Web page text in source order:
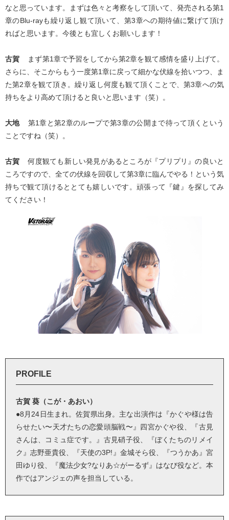
なと思っています。まずは色々と考察をして頂いて、発売される第1
章のBlu-rayも繰り返し観て頂いて、第3章への期待値に繋げて頂け
ればと思います。今後とも宜しくお願いします！
古賀
まず第1章で予習をしてから第2章を観て感情を盛り上げて。
さらに、そこからもう一度第1章に戻って細かな伏線を拾いつつ、ま
た第2章を観て頂き。繰り返し何度も観て頂くことで、第3章への気
持ちをより高めて頂けると良いと思います（笑）。
大地
第1章と第2章のループで第3章の公開まで待って頂くという
ことですね（笑）。
古賀
何度観ても新しい発見があるところが『プリプリ』の良いと
ころですので、全ての伏線を回収して第3章に臨んでやる！という気
持ちで観て頂けるととても嬉しいです。頑張って『鍵』を探してみ
てください！
PROFILE
古賀 葵（こが・あおい）
●8月24日生まれ。佐賀県出身。主な出演作は『かぐや様は告
らせたい〜天才たちの恋愛頭脳戦〜』四宮かぐや役、『古見
さんは、コミュ症です。』古見硝子役、『ぼくたちのリメイ
ク』志野亜貴役、『天使の3P!』金城そら役、『つうかあ』宮
田ゆり役、『魔法少女?なりあ☆がーるず』はなび役など。本
作ではアンジェの声を担当している。